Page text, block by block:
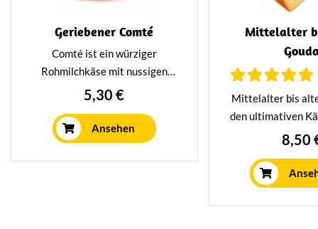
Geriebener Comté
Comté ist ein würziger
Rohmilchkäse mit nussigen
Noten, der aus der
französischen Jura stammt. Er
ist ideal für die Verwendung in
einem Käsefondue oder zum
Gratinieren warmer Gerichte.
5,30 €
Ansehen
Mittelalter
Mittelalter bis
den ultimativen
Unsere
26 Wochen lang
ihnen einen
Geschmack
8,50